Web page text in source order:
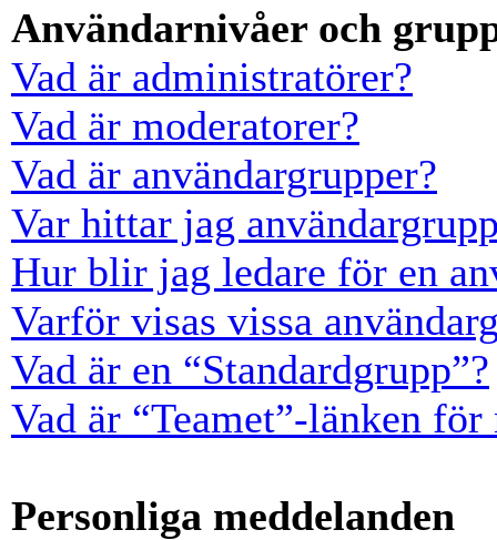
Användarnivåer och
Vad är administratörer?
Vad är moderatorer?
Vad är användargrupper?
Var hittar jag
Hur blir jag ledare för en
Varför visas vissa
Vad är en “Standardgrupp”?
Vad är “Teamet”-länken för
Personliga meddelanden